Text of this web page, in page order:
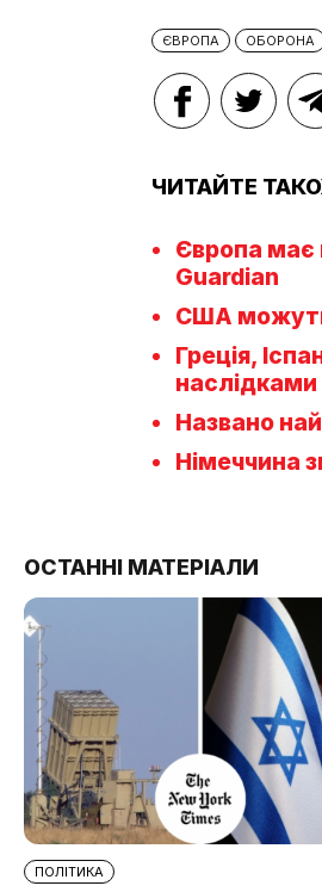
ЄВРОПА ОБОРОНА
ЧИТАЙТЕ
Європа має
Guardian
США можуть
Греція,
наслідками
Названо
Німеччина
ОСТАННІ МАТЕРІАЛИ
ПОЛІТИКА